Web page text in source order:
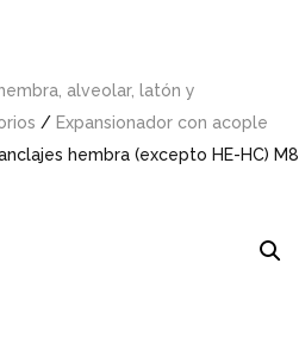
alveolar, latón y
/ Expansionador con acople
hembra (excepto HE-HC) M8